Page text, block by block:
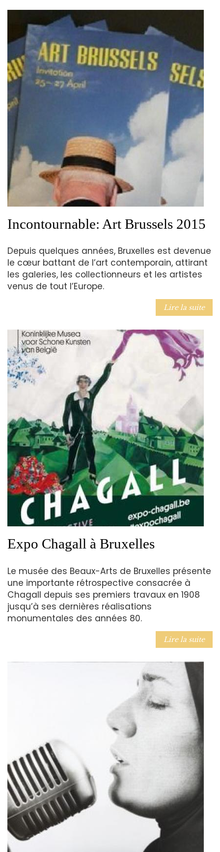
Incontournable: Art Brussels 2015
Depuis quelques années, Bruxelles est devenue
le cœur battant de l’art contemporain, attirant
les galeries, les collectionneurs et les artistes
venus de tout l’Europe.
Lire la suite
Expo Chagall à Bruxelles
Le musée des Beaux-Arts de Bruxelles présente
une importante rétrospective consacrée à
Chagall depuis ses premiers travaux en 1908
jusqu’à ses dernières réalisations
monumentales des années 80.
Lire la suite